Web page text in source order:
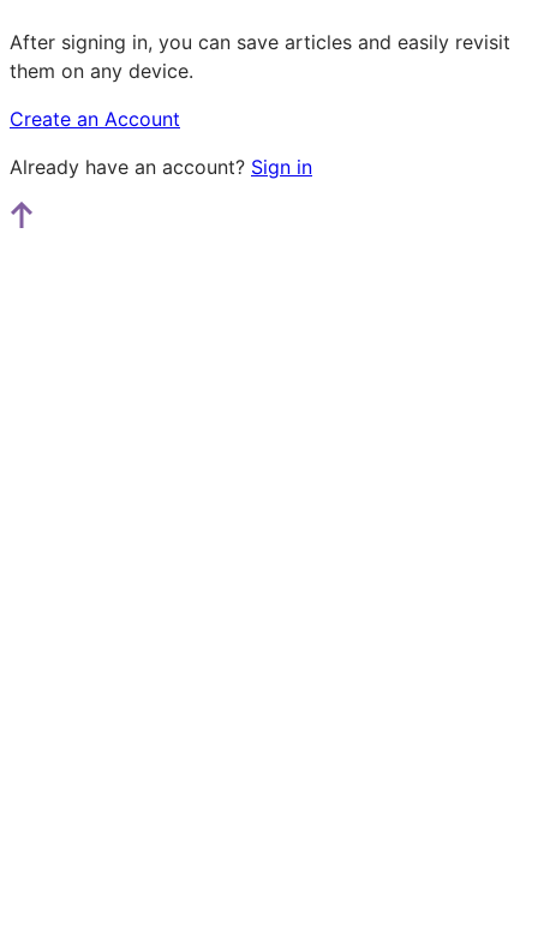
After signing in, you can save articles and easily revisit
them on any device.
Create an Account
Already have an account? Sign in